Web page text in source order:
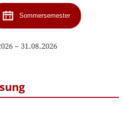
Sommersemester
– 31.08.2026